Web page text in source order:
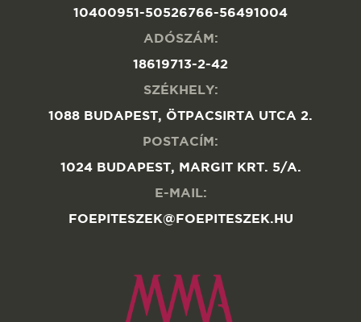
10400951-50526766-56491004
ADÓSZÁM:
18619713-2-42
SZÉKHELY:
1088 BUDAPEST, ÖTPACSIRTA UTCA 2.
POSTACÍM:
1024 BUDAPEST, MARGIT KRT. 5/A.
E-MAIL:
FOEPITESZEK@FOEPITESZEK.HU